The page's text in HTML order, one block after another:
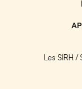
Les SIRH